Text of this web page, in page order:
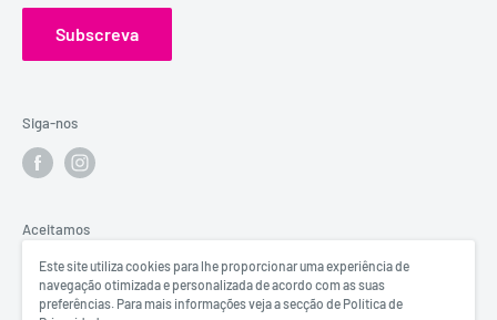
Subscreva
Siga-nos
Aceitamos
Este site utiliza cookies para lhe proporcionar uma experiência de
navegação otimizada e personalizada de acordo com as suas
preferências. Para mais informações veja a secção de Política de